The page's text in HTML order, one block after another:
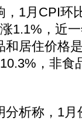
1月CPI环
1.1%，近
居住价格
，非食
析称，1月